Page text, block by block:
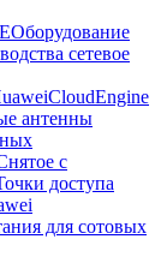
Оборудование
сетевое
антенны
с
доступа
для сотовых